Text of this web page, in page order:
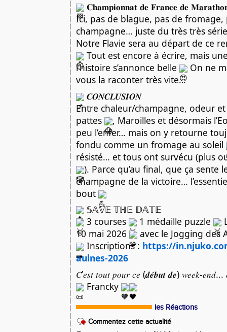
𝐂𝐡𝐚𝐦𝐩𝐢𝐨𝐧𝐧𝐚𝐭 𝐝𝐞 𝐅𝐫𝐚𝐧𝐜𝐞 𝐝𝐞
Ici, pas de blague, pas de fromage,
champagne… juste du très très
Notre Flavie sera au départ de ce
Tout est encore à écrire, mais
l’histoire s’annonce belle
On ne
vous la raconter très vite…
𝑪𝑶𝑵𝑪𝑳𝑼𝑺𝑰𝑶𝑵
Entre chaleur/champagne, odeur
pattes
, Maroilles et désormais
peu l’enfer… mais on y retourne
fondu comme un fromage au soleil
résisté… et tous ont survécu (plus
). Parce qu’au final, que ça sente
champagne de la victoire…
bout
𝕊𝔸𝕍𝔼 𝕋ℍ𝔼 𝔻𝔸𝕋𝔼
3 courses
1 médaille puzzle
10 mai 2026
avec le Jogging des
Inscriptions : https://
aulnes-2026
𝐶’𝑒𝑠𝑡 𝑡𝑜𝑢𝑡 𝑝𝑜𝑢𝑟 𝑐𝑒 (𝒅𝒆́𝒃𝒖𝒕 𝒅𝒆) 𝑤𝑒𝑒𝑘-𝑒𝑛𝑑...
Francky
les Réactions
Commentez cette actualité